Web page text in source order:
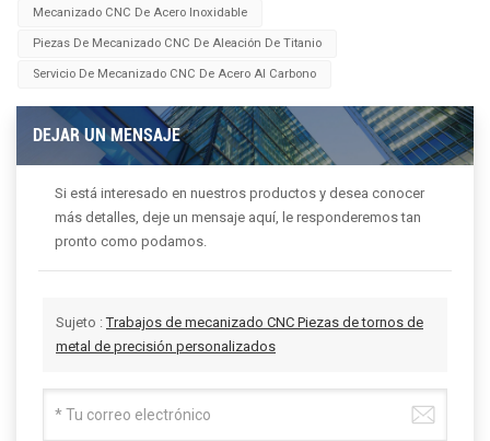
Mecanizado CNC De Acero Inoxidable
Piezas De Mecanizado CNC De Aleación De Titanio
Servicio De Mecanizado CNC De Acero Al Carbono
DEJAR UN MENSAJE
Si está interesado en nuestros productos y desea conocer
más detalles, deje un mensaje aquí, le responderemos tan
pronto como podamos.
Sujeto :Trabajos de mecanizado CNC Piezas de tornos de
metal de precisión personalizados